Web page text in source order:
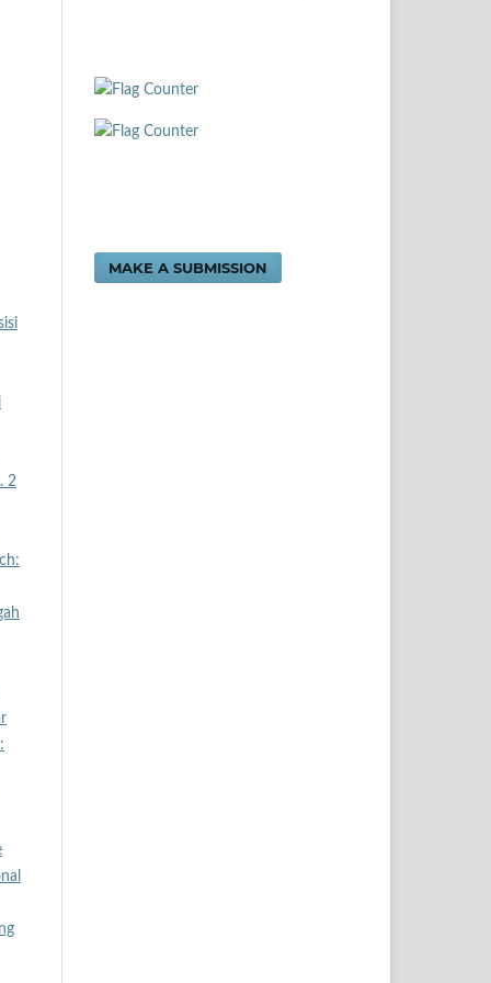
2
MAKE A SUBMISSION